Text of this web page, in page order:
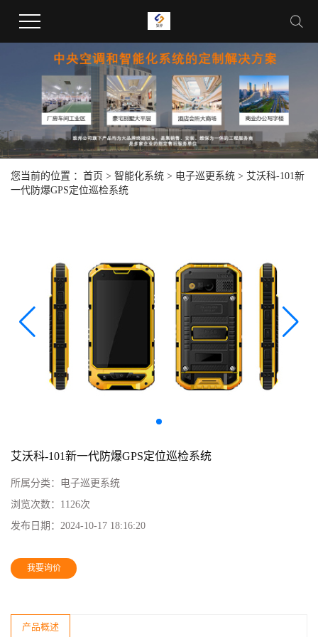
您当前的位置 ： 首页 > 智能化系统 > 电子巡更系统 > 艾沃科-101新
一代防爆GPS定位巡检系统
艾沃科-101新一代防爆GPS定位巡检系统
所属分类： 电子巡更系统
浏览次数： 1126次
发布日期： 2024-10-17 18:16:20
我要询价
产品概述